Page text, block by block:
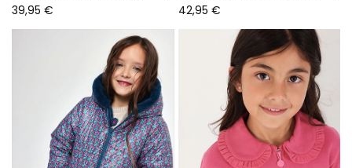
39,95 €
42,95 €